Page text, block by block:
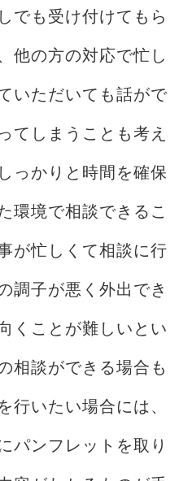
でも受け付けてもら
他の方の対応で忙し
いただいても話がで
てしまうことも考え
っかりと時間を確保
環境で相談できるこ
が忙しくて相談に行
調子が悪く外出でき
くことが難しいとい
相談ができる場合も
行いたい場合には、
パンフレットを取り